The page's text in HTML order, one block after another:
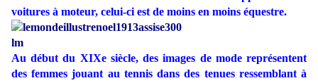
voitures à moteur, celui-ci est de moins en moins équestre.
Au début du XIXe siècle, des images de mode représentent
des femmes jouant au tennis dans des tenues ressemblant à